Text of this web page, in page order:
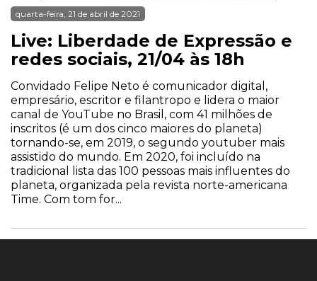
quarta-feira, 21 de abril de 2021
Live: Liberdade de Expressão e
redes sociais, 21/04 às 18h
Convidado Felipe Neto é comunicador digital,
empresário, escritor e filantropo e lidera o maior
canal de YouTube no Brasil, com 41 milhões de
inscritos (é um dos cinco maiores do planeta)
tornando-se, em 2019, o segundo youtuber mais
assistido do mundo. Em 2020, foi incluído na
tradicional lista das 100 pessoas mais influentes do
planeta, organizada pela revista norte-americana
Time. Com tom for...